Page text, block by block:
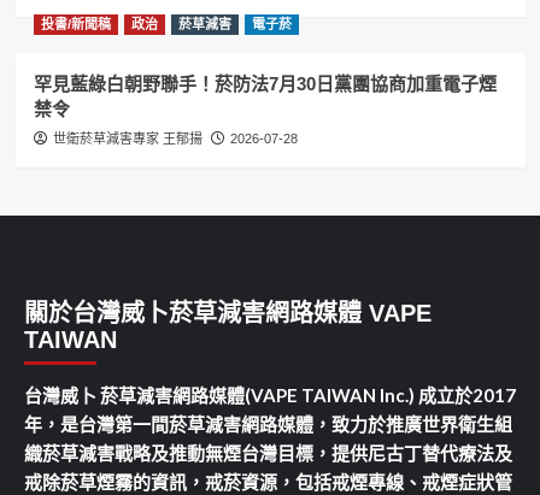
投書/新聞稿 政治 菸草減害 電子菸
罕見藍綠白朝野聯手！菸防法7月30日黨團協商加重電子煙
禁令
世衛菸草減害專家 王郁揚 2026-07-28
關於台灣威卜菸草減害網路媒體 VAPE
TAIWAN
台灣威卜 菸草減害網路媒體(VAPE TAIWAN Inc.) 成立於2017
年，是台灣第一間菸草減害網路媒體，致力於推廣世界衛生組
織菸草減害戰略及推動無煙台灣目標，提供尼古丁替代療法及
戒除菸草煙霧的資訊，戒菸資源，包括戒煙專線、戒煙症狀管